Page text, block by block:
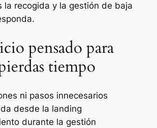
la recogida y la gestión de baja
pensado para
tiempo
ni pasos innecesarios
desde la landing
durante la gestión